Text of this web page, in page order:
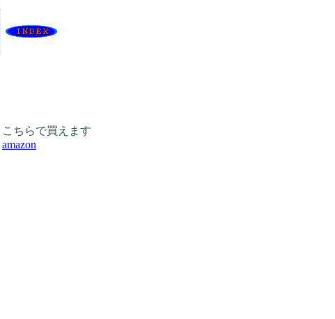
こちらで買えます
amazon